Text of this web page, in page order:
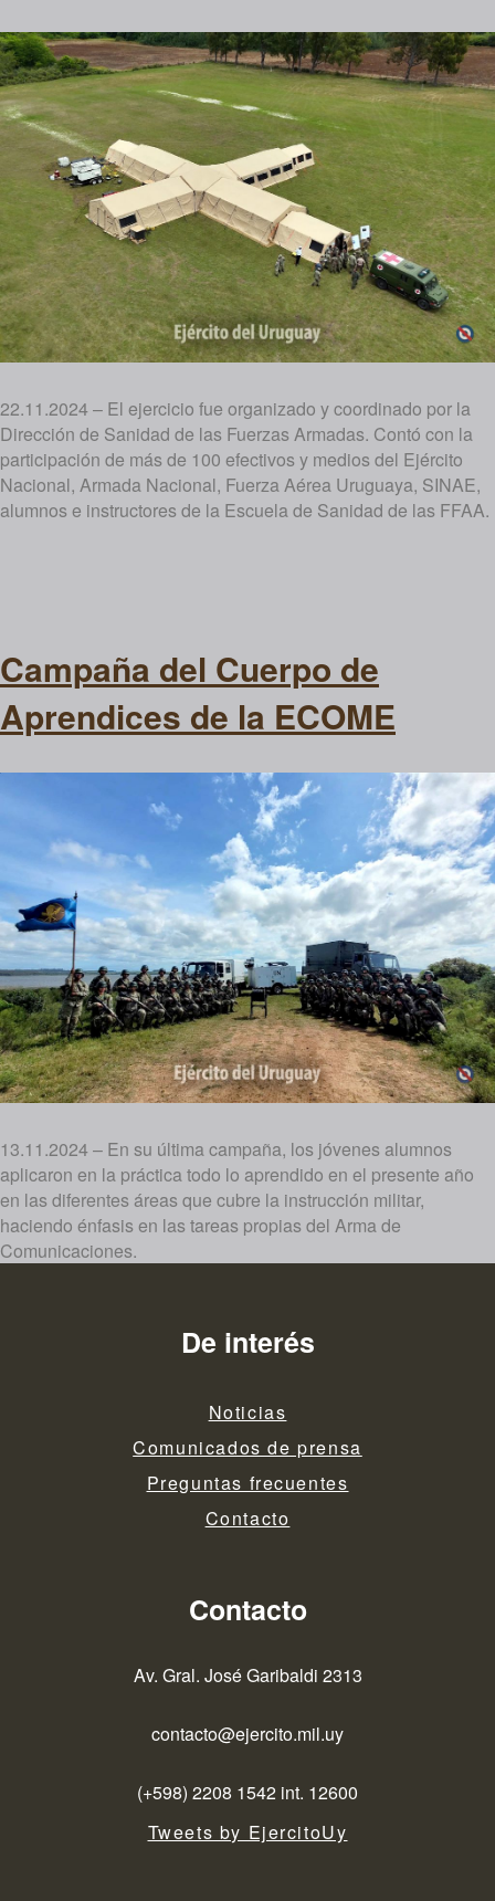
22.11.2024 – El ejercicio fue organizado y coordinado por la
Dirección de Sanidad de las Fuerzas Armadas. Contó con la
participación de más de 100 efectivos y medios del Ejército
Nacional, Armada Nacional, Fuerza Aérea Uruguaya, SINAE,
alumnos e instructores de la Escuela de Sanidad de las FFAA.
Campaña del Cuerpo de
Aprendices de la ECOME
13.11.2024 – En su última campaña, los jóvenes alumnos
aplicaron en la práctica todo lo aprendido en el presente año
en las diferentes áreas que cubre la instrucción militar,
haciendo énfasis en las tareas propias del Arma de
Comunicaciones.
De interés
Noticias
Comunicados de prensa
Preguntas frecuentes
Contacto
Contacto
Av. Gral. José Garibaldi 2313
contacto@ejercito.mil.uy
(+598) 2208 1542 int. 12600
Tweets by EjercitoUy